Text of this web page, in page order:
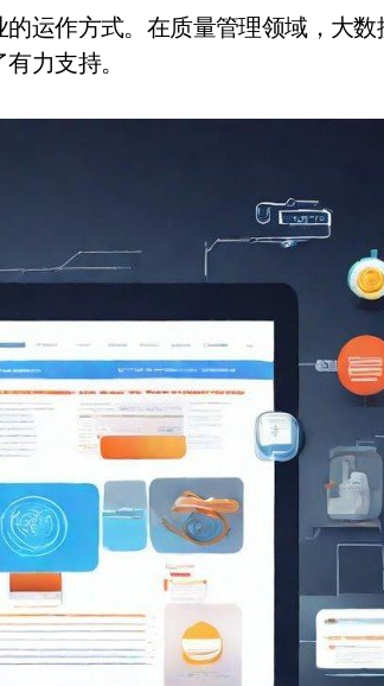
力支持。